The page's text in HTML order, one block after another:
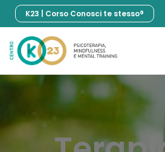
al
contenuto
K23 | Corso Conosci te stesso®